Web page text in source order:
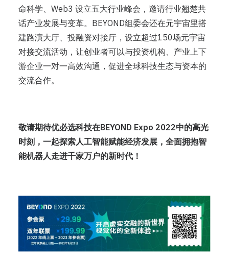
命科学、Web3 设立五大行业峰会，邀请行业翘楚共
话产业发展与变革。BEYOND组委会还在元宇宙里搭
建路演大厅、投融资对接厅，设立超过150场元宇宙
对接交流活动，让创业者可以与投资机构、产业上下
游企业一对一高效沟通，促进全球科技生态与资本的
交流合作。
敬请期待优必选科技在BEYOND Expo 2022中的高光
时刻，一起探索人工智能赋能经济发展，全面拥抱智
能机器人走进千家万户的新时代！